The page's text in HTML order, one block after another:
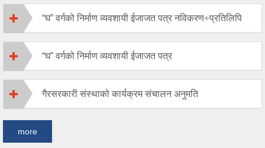
“घ” वर्गको निर्माण व्यवशायी ईजाजत पत्र नविकरण÷प्रतिलिपि
“घ” वर्गको निर्माण व्यवशायी ईजाजत पत्र
गैरसरकारी संस्थाको कार्यक्रम संचालन अनुमति
more